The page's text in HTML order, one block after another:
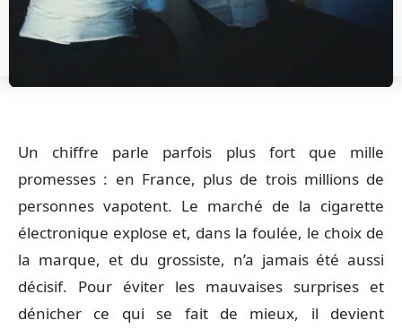
Un chiffre parle parfois plus fort que mille
promesses : en France, plus de trois millions de
personnes vapotent. Le marché de la cigarette
électronique explose et, dans la foulée, le choix de
la marque, et du grossiste, n’a jamais été aussi
décisif. Pour éviter les mauvaises surprises et
dénicher ce qui se fait de mieux, il devient